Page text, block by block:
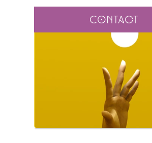
Contact